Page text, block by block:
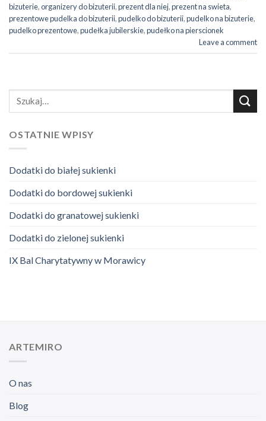
bizuterie,organizery do bizuterii,prezent dla niej,prezent na swieta,
prezentowe pudelka do bizuterii,pudelko do bizuterii,pudelko na bizuterie,
pudelko prezentowe,pudełka jubilerskie,pudełko na pierscionek
Leave a comment
OSTATNIE WPISY
Dodatki do białej sukienki
Dodatki do bordowej sukienki
Dodatki do granatowej sukienki
Dodatki do zielonej sukienki
IX Bal Charytatywny w Morawicy
ARTEMIRO
O nas
Blog